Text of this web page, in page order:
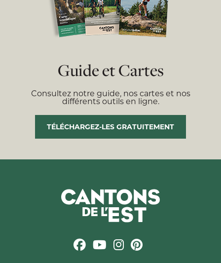
Guide et Cartes
Consultez notre guide, nos cartes et nos
différents outils en ligne.
TÉLÉCHARGEZ-LES GRATUITEMENT